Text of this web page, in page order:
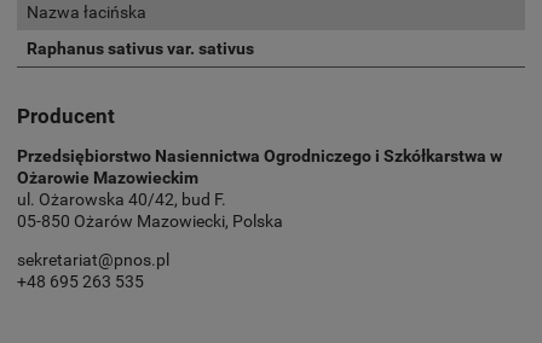
Nazwa łacińska
Raphanus sativus var. sativus
Producent
Przedsiębiorstwo Nasiennictwa Ogrodniczego i Szkółkarstwa w
Ożarowie Mazowieckim
ul. Ożarowska 40/42, bud F.
05-850 Ożarów Mazowiecki, Polska
sekretariat@pnos.pl
+48 695 263 535